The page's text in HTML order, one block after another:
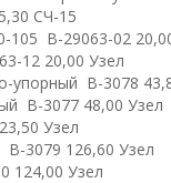
СЧ-15
105 В-29063-02
12 20,00 Узел
упорный В-3078
В-3077 48,00 Узел
Узел
3079 126,60 Узел
124,00 Узел